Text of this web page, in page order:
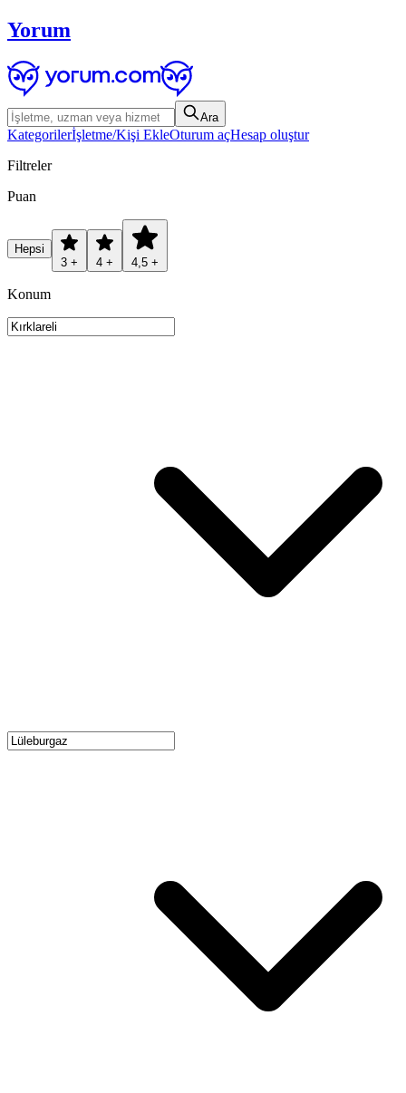
Yorum
Ara
Kategorilerİşletme/Kişi EkleOturum açHesap oluştur
Filtreler
Puan
Hepsi
3 +
4 + 4,5 +
Konum